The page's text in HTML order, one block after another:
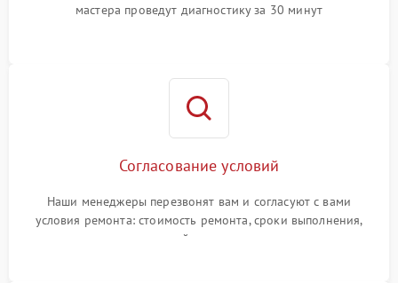
мастера проведут диагностику за 30 минут
Согласование условий
Наши менеджеры перезвонят вам и согласуют с вами
условия ремонта: стоимость ремонта, сроки выполнения,
гарантийные условия